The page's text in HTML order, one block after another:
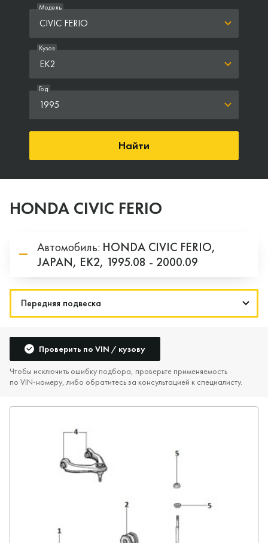
CIVIC FERIO
Модель
EK2
Кузов
1995
Год
Найти
HONDA CIVIC FERIO
Автомобиль: HONDA CIVIC FERIO,
JAPAN, EK2, 1995.08 - 2000.09
Проверить по VIN / кузову
Чтобы исключить ошибку подбора, проверьте применяемость
по VIN‑номеру, либо обратитесь за консультацией к специалисту.